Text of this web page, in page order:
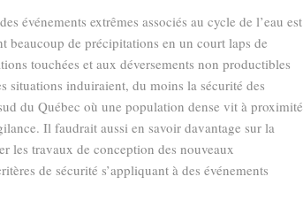
événements extrêmes associés au cycle de l’eau est
beaucoup de précipitations en un court laps de
touchées et aux déversements non productibles
situations induiraient, du moins la sécurité des
du Québec où une population dense vit à proximité
Il faudrait aussi en savoir davantage sur la
les travaux de conception des nouveaux
de sécurité s’appliquant à des événements